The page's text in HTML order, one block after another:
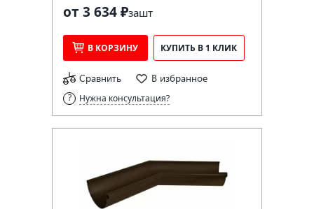
от 3 634 ₽зашт
В КОРЗИНУ КУПИТЬ В 1 КЛИК
Сравнить В избранное
Нужна консультация?